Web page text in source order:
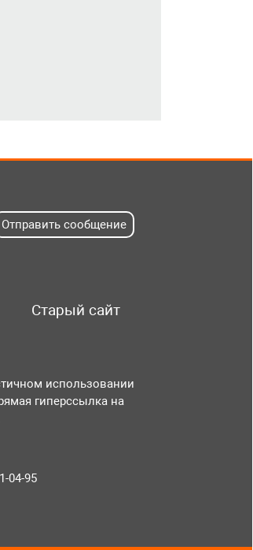
Отправить сообщение
Старый сайт
использовании
гиперссылка на
04-95